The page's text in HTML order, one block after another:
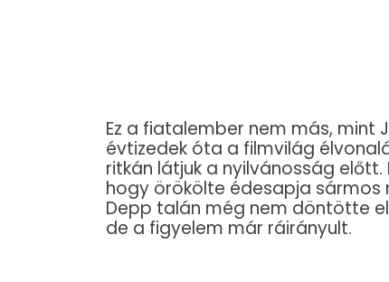
Ez a fiatalember nem más, mint
évtizedek óta a filmvilág
ritkán látjuk a nyilvánosság
hogy örökölte édesapja sármos
Depp talán még nem döntötte
de a figyelem már ráirányult.